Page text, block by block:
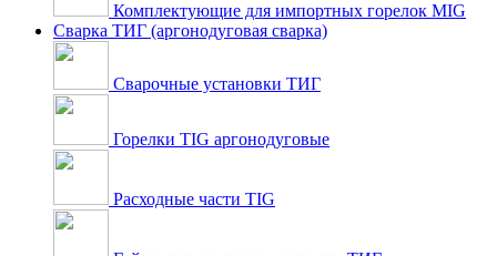
Комплектующие для импортных горелок MIG
Сварка ТИГ (аргонодуговая сварка)
Сварочные установки ТИГ
Горелки TIG аргонодуговые
Расходные части TIG